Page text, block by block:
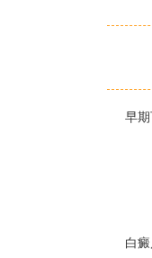
早
白